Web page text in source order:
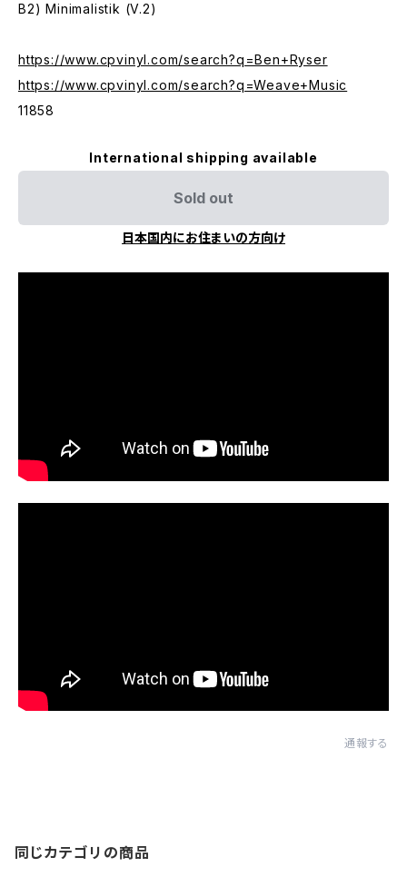
B2) Minimalistik (V.2)
https://www.cpvinyl.com/search?q=Ben+Ryser
https://www.cpvinyl.com/search?q=Weave+Music
11858
International shipping available
Sold out
日本国内にお住まいの方向け
通報する
同じカテゴリの商品